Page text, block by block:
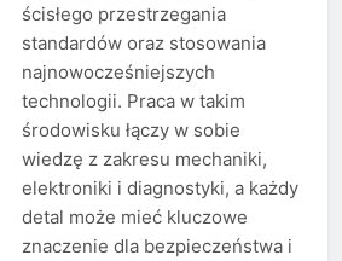
ścisłego przestrzegania
standardów oraz stosowania
najnowocześniejszych
technologii. Praca w takim
środowisku łączy w sobie
wiedzę z zakresu mechaniki,
elektroniki i diagnostyki, a każdy
detal może mieć kluczowe
znaczenie dla bezpieczeństwa i